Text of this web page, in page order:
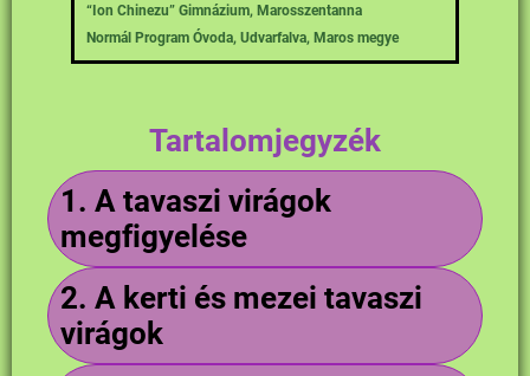
“Ion Chinezu” Gimnázium, Marosszentanna
Normál Program Óvoda, Udvarfalva, Maros megye
Tartalomjegyzék
1. A tavaszi virágok
megfigyelése
2. A kerti és mezei tavaszi
virágok